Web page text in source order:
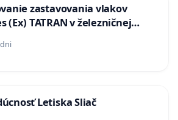
zastavovania vlakov
(Ex) TATRAN v železničnej
Letiska Sliač